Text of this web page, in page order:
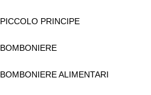
PICCOLO PRINCIPE
BOMBONIERE
BOMBONIERE ALIMENTARI